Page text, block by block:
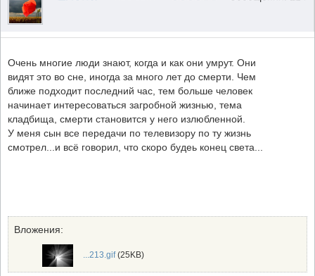
Очень многие люди знают, когда и как они умрут. Они
видят это во сне, иногда за много лет до смерти. Чем
ближе подходит последний час, тем больше человек
начинает интересоваться загробной жизнью, тема
кладбища, смерти становится у него излюбленной.
У меня сын все передачи по телевизору по ту жизнь
смотрел...и всё говорил, что скоро будеь конец света...
Вложения:
...213.gif(25KB)